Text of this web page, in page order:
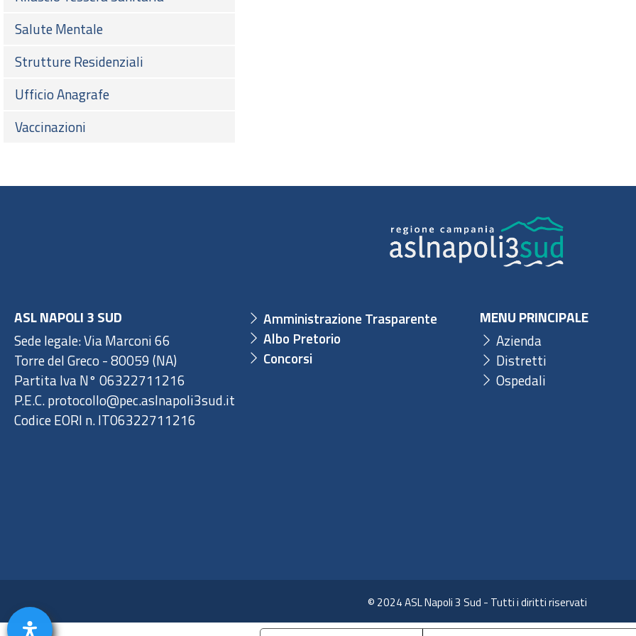
Salute Mentale
Strutture Residenziali
Ufficio Anagrafe
Vaccinazioni
ASL NAPOLI 3 SUD
Sede legale: Via Marconi 66
Torre del Greco - 80059 (NA)
Partita Iva N° 06322711216
P.E.C. protocollo@pec.aslnapoli3sud.it
Codice EORI n. IT06322711216
Amministrazione Trasparente
Albo Pretorio
Concorsi
MENU PRINCIPALE
Azienda
Distretti
Ospedali
© 2024 ASL Napoli 3 Sud - Tutti i diritti riservati